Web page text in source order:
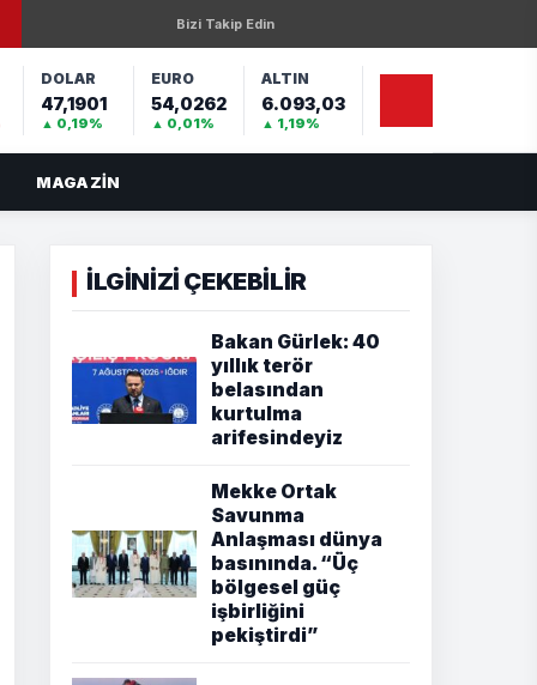
Bizi Takip Edin
DOLAR
47,1901
▲ 0,19%
EURO
54,0262
▲ 0,01%
ALTIN
6.093,03
▲ 1,19%
MAGAZIN
İLGİNİZİ ÇEKEBİLİR
Bakan Gürlek: 40
yıllık terör
belasından
kurtulma
arifesindeyiz
Mekke Ortak
Savunma
Anlaşması dünya
basınında. “Üç
bölgesel güç
işbirliğini
pekiştirdi”